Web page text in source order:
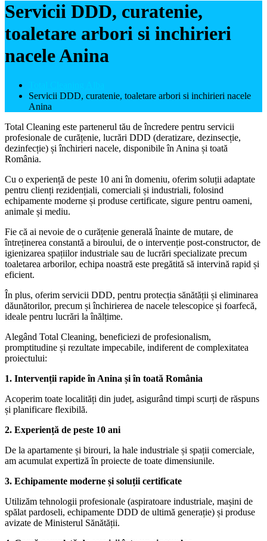
Servicii DDD, curatenie,
toaletare arbori si inchirieri
nacele Anina
Servicii DDD, curatenie, toaletare arbori si inchirieri nacele
Anina
Total Cleaning este partenerul tău de încredere pentru servicii
profesionale de curățenie, lucrări DDD (deratizare, dezinsecție,
dezinfecție) și închirieri nacele, disponibile în Anina și toată
România.
Cu o experiență de peste 10 ani în domeniu, oferim soluții adaptate
pentru clienți rezidențiali, comerciali și industriali, folosind
echipamente moderne și produse certificate, sigure pentru oameni,
animale și mediu.
Fie că ai nevoie de o curățenie generală înainte de mutare, de
întreținerea constantă a biroului, de o intervenție post-constructor, de
igienizarea spațiilor industriale sau de lucrări specializate precum
toaletarea arborilor, echipa noastră este pregătită să intervină rapid și
eficient.
În plus, oferim servicii DDD, pentru protecția sănătății și eliminarea
dăunătorilor, precum și închirierea de nacele telescopice și foarfecă,
ideale pentru lucrări la înălțime.
Alegând Total Cleaning, beneficiezi de profesionalism,
promptitudine și rezultate impecabile, indiferent de complexitatea
proiectului:
1. Intervenții rapide în Anina și în toată România
Acoperim toate localități din județ, asigurând timpi scurți de răspuns
și planificare flexibilă.
2. Experiență de peste 10 ani
De la apartamente și birouri, la hale industriale și spații comerciale,
am acumulat expertiză în proiecte de toate dimensiunile.
3. Echipamente moderne și soluții certificate
Utilizăm tehnologii profesionale (aspiratoare industriale, mașini de
spălat pardoseli, echipamente DDD de ultimă generație) și produse
avizate de Ministerul Sănătății.